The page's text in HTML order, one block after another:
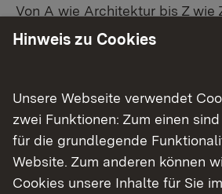
Von A wie Architektur bis Z wie
Baden-Württemberg warten
Studiengangsuche schnell den
Studienplatz. Außerdem gibt's
Schritt-Anleitung zu deinem
Finde dein Studium in Baden-
Hinweis zu Cookies
Unsere Webseite verwendet
zwei Funktionen: Zum einen
für die grundlegende
Website. Zum anderen können
Cookies unsere Inhalte für Sie